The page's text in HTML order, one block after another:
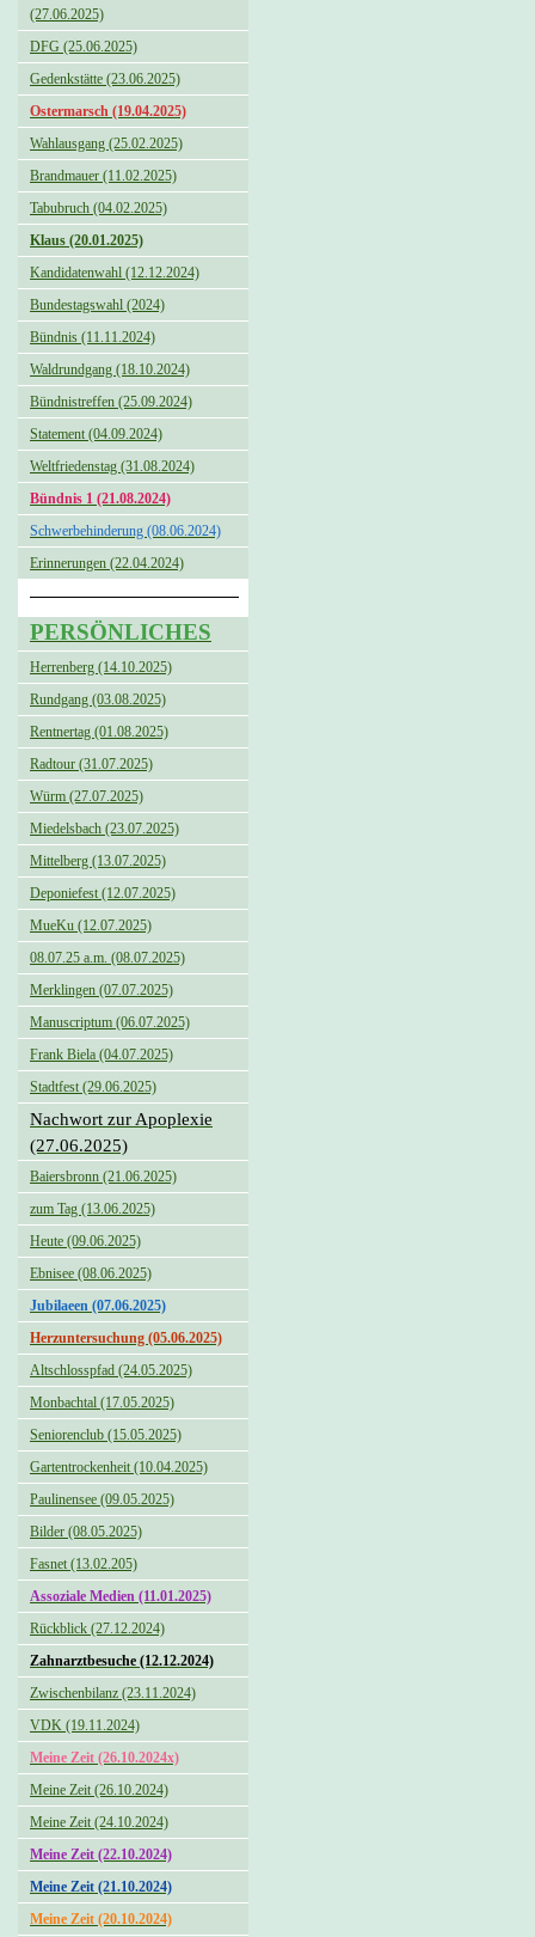
(27.06.2025)
DFG (25.06.2025)
Gedenkstätte (23.06.2025)
Ostermarsch (19.04.2025)
Wahlausgang (25.02.2025)
Brandmauer (11.02.2025)
Tabubruch (04.02.2025)
Klaus (20.01.2025)
Kandidatenwahl (12.12.2024)
Bundestagswahl (2024)
Bündnis (11.11.2024)
Waldrundgang (18.10.2024)
Bündnistreffen (25.09.2024)
Statement (04.09.2024)
Weltfriedenstag (31.08.2024)
Bündnis 1 (21.08.2024)
Schwerbehinderung (08.06.2024)
Erinnerungen (22.04.2024)
PERSÖNLICHES
Herrenberg (14.10.2025)
Rundgang (03.08.2025)
Rentnertag (01.08.2025)
Radtour (31.07.2025)
Würm (27.07.2025)
Miedelsbach (23.07.2025)
Mittelberg (13.07.2025)
Deponiefest (12.07.2025)
MueKu (12.07.2025)
08.07.25 a.m. (08.07.2025)
Merklingen (07.07.2025)
Manuscriptum (06.07.2025)
Frank Biela (04.07.2025)
Stadtfest (29.06.2025)
Nachwort zur Apoplexie
(27.06.2025)
Baiersbronn (21.06.2025)
zum Tag (13.06.2025)
Heute (09.06.2025)
Ebnisee (08.06.2025)
Jubilaeen (07.06.2025)
Herzuntersuchung (05.06.2025)
Altschlosspfad (24.05.2025)
Monbachtal (17.05.2025)
Seniorenclub (15.05.2025)
Gartentrockenheit (10.04.2025)
Paulinensee (09.05.2025)
Bilder (08.05.2025)
Fasnet (13.02.205)
Assoziale Medien (11.01.2025)
Rückblick (27.12.2024)
Zahnarztbesuche (12.12.2024)
Zwischenbilanz (23.11.2024)
VDK (19.11.2024)
Meine Zeit (26.10.2024x)
Meine Zeit (26.10.2024)
Meine Zeit (24.10.2024)
Meine Zeit (22.10.2024)
Meine Zeit (21.10.2024)
Meine Zeit (20.10.2024)